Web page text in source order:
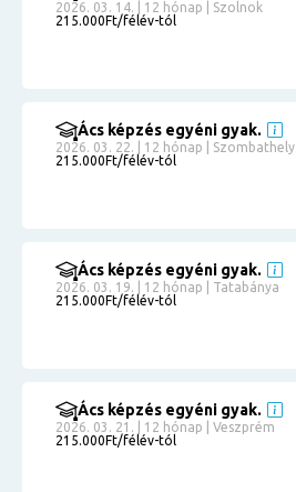
2026. 03. 14. | 12 hónap | Szolnok
215.000Ft/félév-tól
Ács képzés egyéni gyak.
2026. 03. 22. | 12 hónap | Szombathely
215.000Ft/félév-tól
Ács képzés egyéni gyak.
2026. 03. 19. | 12 hónap | Tatabánya
215.000Ft/félév-tól
Ács képzés egyéni gyak.
2026. 03. 21. | 12 hónap | Veszprém
215.000Ft/félév-tól